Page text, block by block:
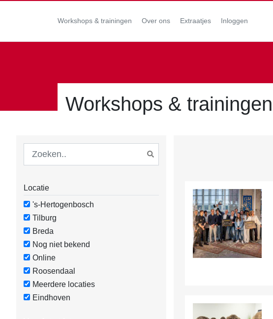
Workshops & trainingen Over ons Extraatjes Inloggen
Workshops & trainingen
Locatie
's-Hertogenbosch
Tilburg
Breda
Nog niet bekend
Online
Roosendaal
Meerdere locaties
Eindhoven